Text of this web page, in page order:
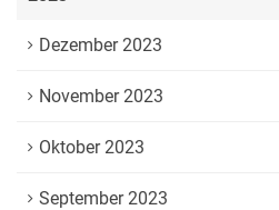
Dezember 2023
November 2023
Oktober 2023
September 2023